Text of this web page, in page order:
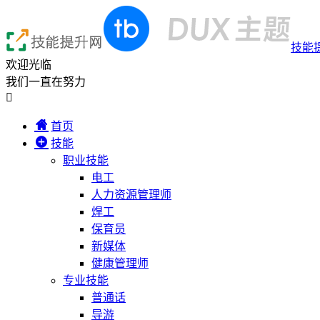
技能
欢迎光临
我们一直在努力

首页
技能
职业技能
电工
人力资源管理师
焊工
保育员
新媒体
健康管理师
专业技能
普通话
导游